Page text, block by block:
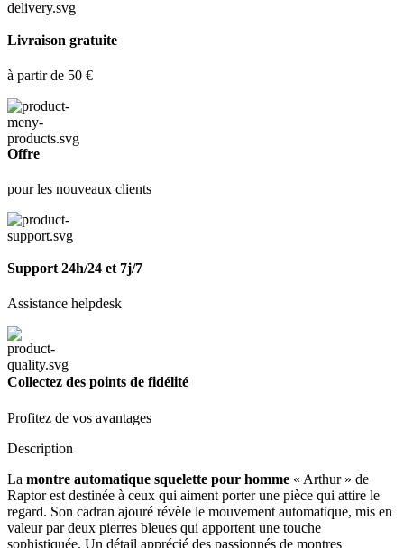
Livraison gratuite
à partir de 50 €
Offre
pour les nouveaux clients
Support 24h/24 et 7j/7
Assistance helpdesk
Collectez des points de fidélité
Profitez de vos avantages
Description
La montre automatique squelette pour homme « Arthur » de
Raptor est destinée à ceux qui aiment porter une pièce qui attire le
regard. Son cadran ajouré révèle le mouvement automatique, mis en
valeur par deux pierres bleues qui apportent une touche
sophistiquée. Un détail apprécié des passionnés de montres